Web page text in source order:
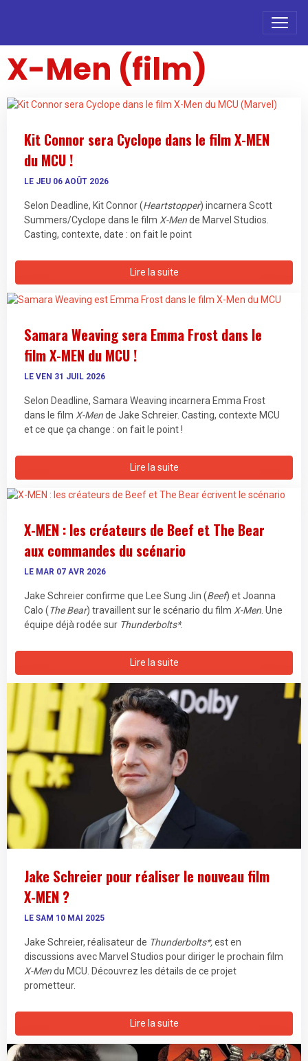
X-Men (film)
Kit Connor sera Cyclope dans le film X-MEN
du MCU !
LE JEU 06 AOÛT 2026
Selon Deadline, Kit Connor (Heartstopper) incarnera Scott
Summers/Cyclope dans le film X-Mende Marvel Studios.
Casting, contexte, date : on fait le point
Lire la suite
Samara Weaving sera Emma Frost dans le
film X-MEN du MCU !
LE VEN 31 JUIL 2026
Selon Deadline, Samara Weaving incarnera Emma Frost
dans le film X-Mende Jake Schreier. Casting, contexte MCU
et ce que ça change : on fait le point !
Lire la suite
X-MEN : les créateurs de Beef et The Bear
aux commandes du scénario
LE MAR 07 AVR 2026
Jake Schreier confirme que Lee Sung Jin (Beef) et Joanna
Calo (The Bear) travaillent sur le scénario du film X-Men . Une
équipe déjà rodée sur Thunderbolts*.
Lire la suite
Jake Schreier pour réaliser le nouveau film
X-MEN ?
LE SAM 10 MAI 2025
Jake Schreier, réalisateur de Thunderbolts*,est en
discussions avec Marvel Studios pour diriger le prochain film
X-Mendu MCU. Découvrez les détails de ce projet
prometteur.
Lire la suite